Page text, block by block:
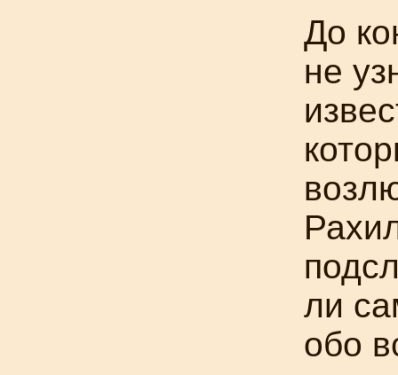
До
не
ли
обо